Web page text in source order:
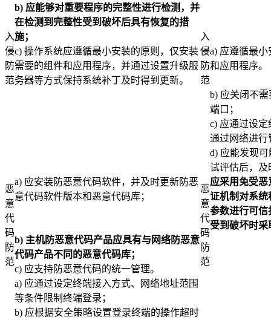
入
侵
防
范
入
侵
防
范
b) 应能够对重要程序的完整性进行检测，并
在检测到完整性受到破坏后具有恢复的措
施；
c) 操作系统应遵循最小安装的原则，仅安装
需要的组件和应用程序，并通过设置升级服
务器等方式保持系统补丁及时得到更新。
a) 应遵循最
和应用程序。
b) 应关闭不
端口；
c) 应通过设
通过网络进行
d) 应能发现
试评估后，及
恶
意
代
码
防
范
a) 应安装防恶意代码软件，并及时更新防恶
意代码软件版本和恶意代码库；
恶
意
代
码
防
范
应采用免受
证机制对系统
参数进行可信
受到破坏时
b) 主机防恶意代码产品应具有与网络防恶意
代码产品不同的恶意代码库；
c) 应支持防恶意代码的统一管理。
a) 应通过设定终端接入方式、网络地址范围
等条件限制终端登录；
b) 应根据安全策略设置登录终端的操作超时